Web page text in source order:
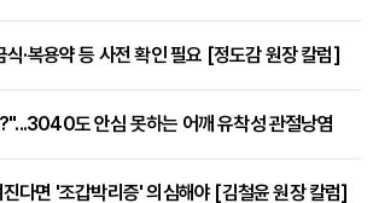
식·복용약 등 사전 확인 필요 [정도감 원장 칼럼]
도 안심 못하는 어깨 유착성 관절낭염
다면 '조갑박리증' 의심해야 [김철윤 원장 칼럼]